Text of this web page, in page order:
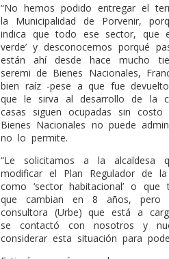
“No hemos podido entregar el
la Municipalidad de Porvenir,
indica que todo ese sector, que
verde’ y desconocemos porqué
están ahí desde hace mucho
seremi de Bienes Nacionales,
bien raíz -pese a que fue
que le sirva al desarrollo de la
casas siguen ocupadas sin
Bienes Nacionales no puede
no lo permite.
“Le solicitamos a la alcaldesa
modificar el Plan Regulador de
como ‘sector habitacional’ o
que cambian en 8 años,
consultora (Urbe) que está a
se contactó con nosotros y
considerar esta situación para